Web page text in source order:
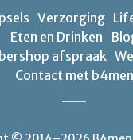
Verzorging
Eten en Drinken
afspraak
Contact met b4men